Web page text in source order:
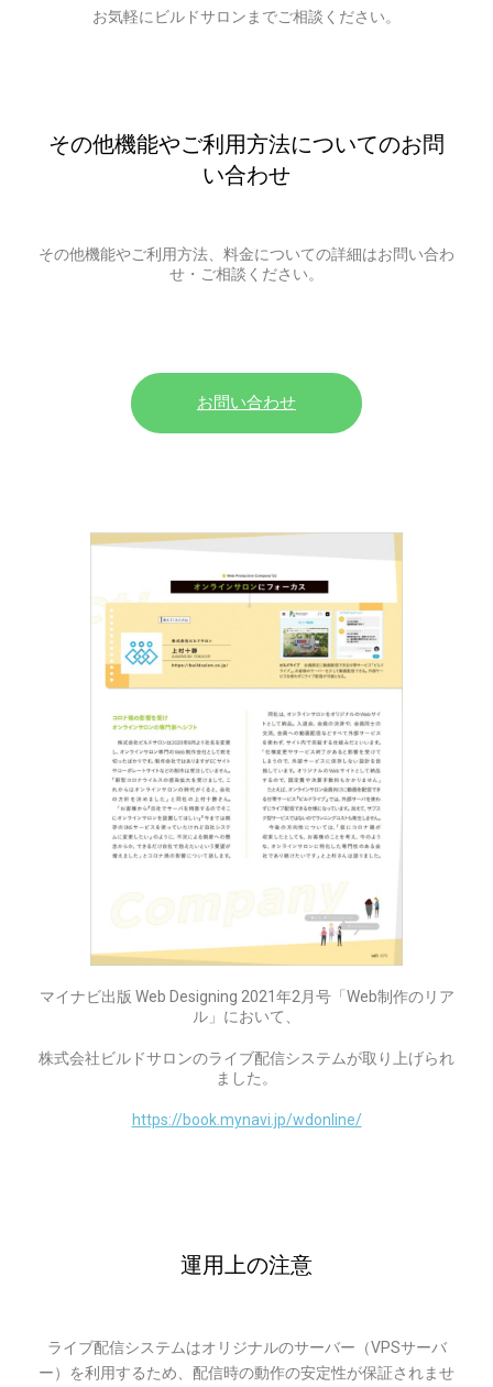
お気軽にビルドサロンまでご相談ください。
その他機能やご利用方法についてのお問
い合わせ
その他機能やご利用方法、料金についての詳細はお問い合わ
せ・ご相談ください。
お問い合わせ
マイナビ出版 Web Designing 2021年2月号「Web制作のリア
ル」において、
株式会社ビルドサロンのライブ配信システムが取り上げられ
ました。
https://book.mynavi.jp/wdonline/
運用上の注意
ライブ配信システムはオリジナルのサーバー（VPSサーバ
ー）を利用するため、配信時の動作の安定性が保証されませ